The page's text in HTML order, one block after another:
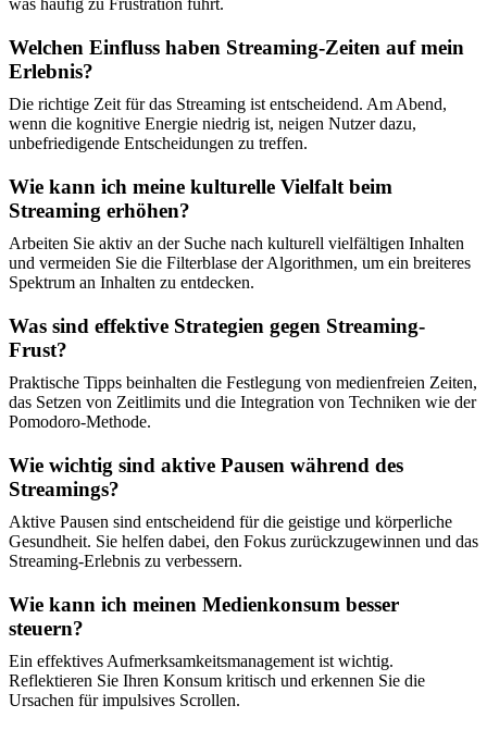
was häufig zu Frustration führt.
Welchen Einfluss haben Streaming-Zeiten auf mein
Erlebnis?
Die richtige Zeit für das Streaming ist entscheidend. Am Abend,
wenn die kognitive Energie niedrig ist, neigen Nutzer dazu,
unbefriedigende Entscheidungen zu treffen.
Wie kann ich meine kulturelle Vielfalt beim
Streaming erhöhen?
Arbeiten Sie aktiv an der Suche nach kulturell vielfältigen Inhalten
und vermeiden Sie die Filterblase der Algorithmen, um ein breiteres
Spektrum an Inhalten zu entdecken.
Was sind effektive Strategien gegen Streaming-
Frust?
Praktische Tipps beinhalten die Festlegung von medienfreien Zeiten,
das Setzen von Zeitlimits und die Integration von Techniken wie der
Pomodoro-Methode.
Wie wichtig sind aktive Pausen während des
Streamings?
Aktive Pausen sind entscheidend für die geistige und körperliche
Gesundheit. Sie helfen dabei, den Fokus zurückzugewinnen und das
Streaming-Erlebnis zu verbessern.
Wie kann ich meinen Medienkonsum besser
steuern?
Ein effektives Aufmerksamkeitsmanagement ist wichtig.
Reflektieren Sie Ihren Konsum kritisch und erkennen Sie die
Ursachen für impulsives Scrollen.